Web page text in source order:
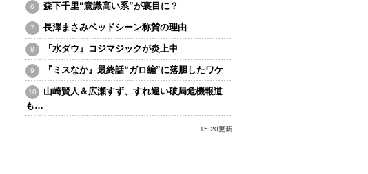
森下千里“意識高い系”が裏目に？
長澤まさみベッドシーン称賛の理由
『水ダウ』コジマジックが炎上中
『ミスなか』最終話“ガロ編”に落胆したワケ
山崎賢人＆広瀬すず、すれ違い破局危機報道
も…
15:20更新